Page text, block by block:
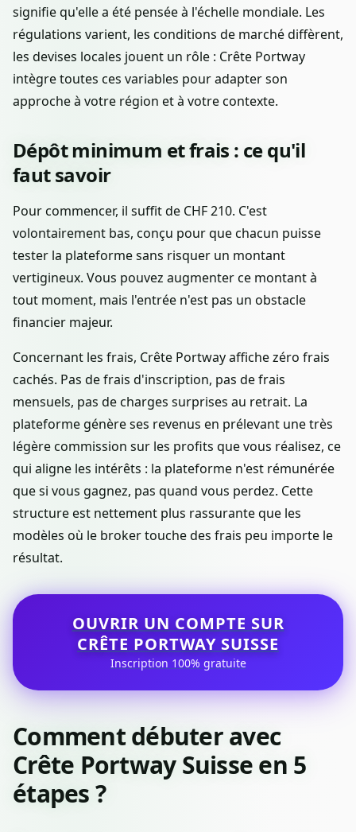
signifie qu'elle a été pensée à l'échelle mondiale. Les
régulations varient, les conditions de marché diffèrent,
les devises locales jouent un rôle : Crête Portway
intègre toutes ces variables pour adapter son
approche à votre région et à votre contexte.
Dépôt minimum et frais : ce qu'il
faut savoir
Pour commencer, il suffit de CHF 210. C'est
volontairement bas, conçu pour que chacun puisse
tester la plateforme sans risquer un montant
vertigineux. Vous pouvez augmenter ce montant à
tout moment, mais l'entrée n'est pas un obstacle
financier majeur.
Concernant les frais, Crête Portway affiche zéro frais
cachés. Pas de frais d'inscription, pas de frais
mensuels, pas de charges surprises au retrait. La
plateforme génère ses revenus en prélevant une très
légère commission sur les profits que vous réalisez, ce
qui aligne les intérêts : la plateforme n'est rémunérée
que si vous gagnez, pas quand vous perdez. Cette
structure est nettement plus rassurante que les
modèles où le broker touche des frais peu importe le
résultat.
OUVRIR UN COMPTE SUR
CRÊTE PORTWAY SUISSE
Inscription 100% gratuite
Comment débuter avec
Crête Portway Suisse en 5
étapes ?